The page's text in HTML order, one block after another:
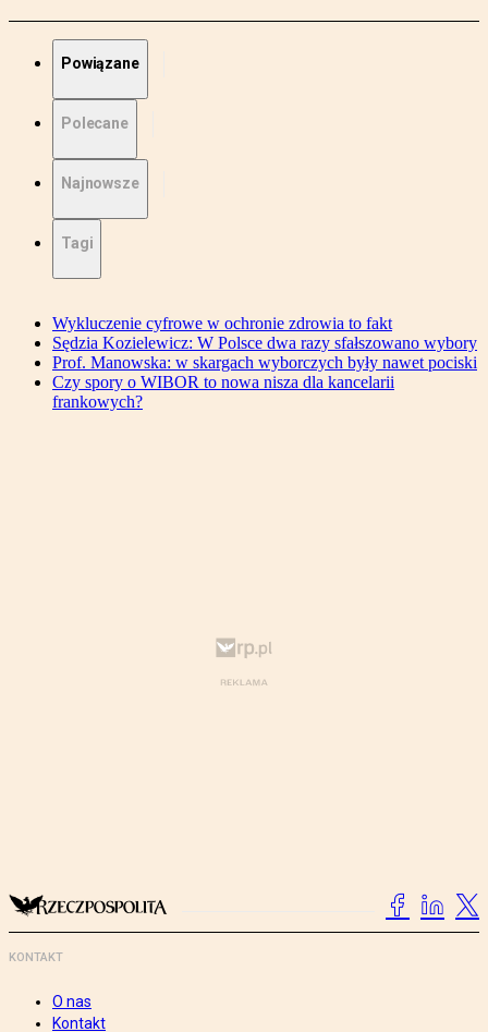
Powiązane
Polecane
Najnowsze
Tagi
Wykluczenie cyfrowe w ochronie zdrowia to fakt
Sędzia Kozielewicz: W Polsce dwa razy sfałszowano wybory
Prof. Manowska: w skargach wyborczych były nawet pociski
Czy spory o WIBOR to nowa nisza dla kancelarii
frankowych?
KONTAKT
O nas
Kontakt